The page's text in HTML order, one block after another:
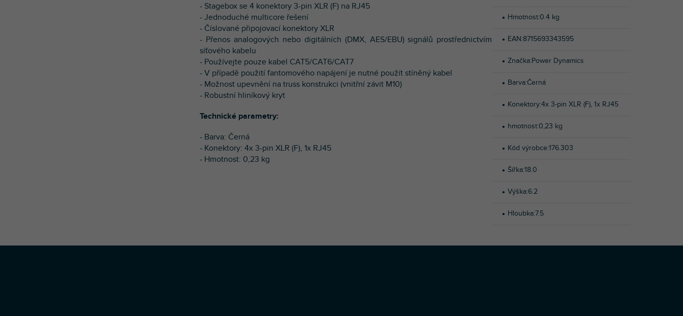
- Stagebox se 4 konektory 3-pin XLR (F) na RJ45
- Jednoduché multicore řešení
- Číslované připojovací konektory XLR
- Přenos analogových nebo digitálních (DMX, AES/EBU) signálů prostřednictvím
síťového kabelu
- Používejte pouze kabel CAT5/CAT6/CAT7
- V případě použití fantomového napájení je nutné použít stíněný kabel
- Možnost upevnění na truss konstrukci (vnitřní závit M10)
- Robustní hliníkový kryt
Technické parametry:
- Barva: Černá
- Konektory: 4x 3-pin XLR (F), 1x RJ45
- Hmotnost: 0,23 kg
Hmotnost:0.4 kg
EAN:8715693343595
Značka:Power Dynamics
Barva:Černá
Konektory:4x 3-pin XLR (F), 1x RJ45
hmotnost:0,23 kg
Kód výrobce:176.303
Šířka:18.0
Výška:6.2
Hloubka:7.5